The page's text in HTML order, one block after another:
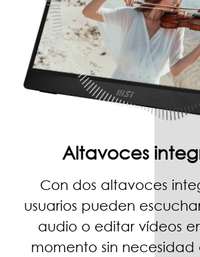
Altavoces
Con dos altavoces
usuarios pueden
audio o editar vídeos
momento sin necesidad